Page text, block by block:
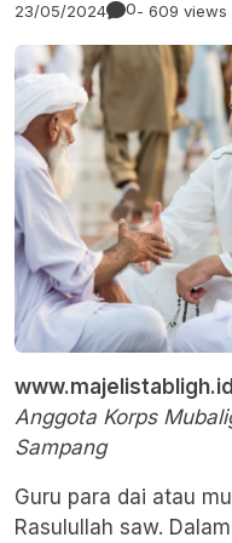
23/05/2024 0- 609 views
Anggota Korps
Sampang
Guru para dai atau
Rasulullah saw.